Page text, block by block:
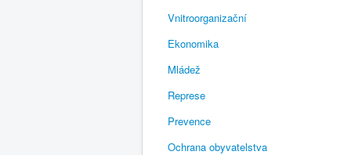
Vnitroorganizační
Ekonomika
Mládež
Represe
Prevence
Ochrana obyvatelstva